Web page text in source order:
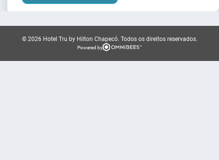
© 2026 Hotel Tru by Hilton Chapecó. Todos os direitos reservados.
Powered by